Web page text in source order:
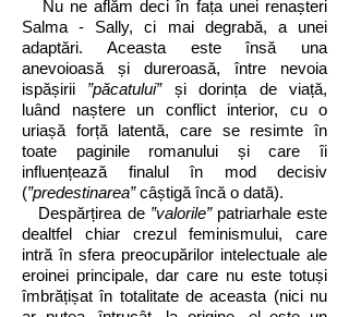
Nu ne aflăm deci în fața unei renașteri
Salma - Sally, ci mai degrabă, a unei
adaptări. Aceasta este însă una
anevoioasă și dureroasă, între nevoia
ispășirii ”păcatului”și dorința de viață,
luând naștere un conflict interior, cu o
uriașă forță latentă, care se resimte în
toate paginile romanului și care îi
influențează finalul în mod decisiv
(”predestinarea”câștigă încă o dată).
Despărțirea de ”valorile”patriarhale este
dealtfel chiar crezul feminismului, care
intră în sfera preocupărilor intelectuale ale
eroinei principale, dar care nu este totuși
îmbrățișat în totalitate de aceasta (nici nu